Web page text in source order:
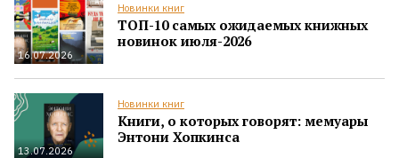
16.07.2026
Новинки книг
ТОП-10 самых ожидаемых книжных
новинок июля-2026
13.07.2026
Новинки книг
Книги, о которых говорят: мемуары
Энтони Хопкинса